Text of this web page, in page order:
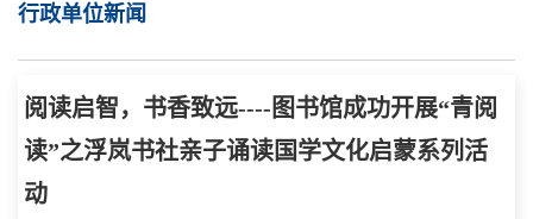
行政单位新闻
阅读启智，书香致远----图书馆成功开展“青阅
读”之浮岚书社亲子诵读国学文化启蒙系列活
动